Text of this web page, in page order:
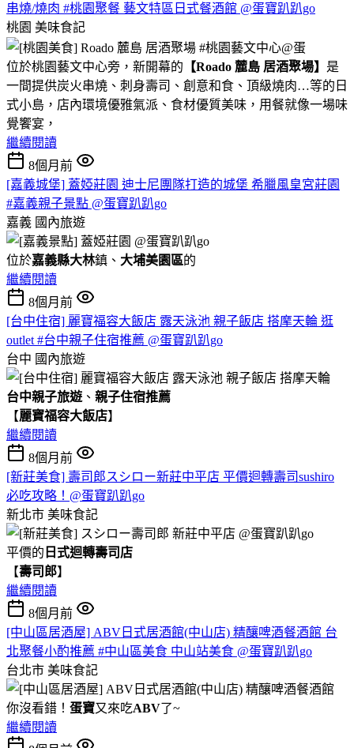
串燒/燒肉 #桃園聚餐 藝文特區日式餐酒館 @蛋寶趴趴go
桃園 美味食記
位於桃園藝文中心旁，新開幕的 【Roado 麓島 居酒聚場】 是
一間提供炭火串燒、刺身壽司、創意和食、頂級燒肉…等的日
式小島，店內環境優雅氣派、食材優質美味，用餐就像一場味
覺饗宴，
繼續閱讀
8個月前
[嘉義城堡] 蓋婭莊園 迪士尼團隊打造的城堡 希臘風皇宮莊園
#嘉義親子景點 @蛋寶趴趴go
嘉義 國內旅遊
位於嘉義縣大林鎮、 大埔美園區的
繼續閱讀
8個月前
[台中住宿] 麗寶福容大飯店 露天泳池 親子飯店 搭摩天輪 逛
outlet #台中親子住宿推薦 @蛋寶趴趴go
台中 國內旅遊
台中親子旅遊 、 親子住宿推薦
【麗寶福容大飯店】
繼續閱讀
8個月前
[新莊美食] 壽司郎スシロー新莊中平店 平價迴轉壽司sushiro
必吃攻略！@蛋寶趴趴go
新北市 美味食記
平價的 日式迴轉壽司店
【壽司郎】
繼續閱讀
8個月前
[中山區居酒屋] ABV日式居酒館(中山店) 精釀啤酒餐酒館 台
北聚餐小酌推薦 #中山區美食 中山站美食 @蛋寶趴趴go
台北市 美味食記
你沒看錯！ 蛋寶又來吃ABV了~
繼續閱讀